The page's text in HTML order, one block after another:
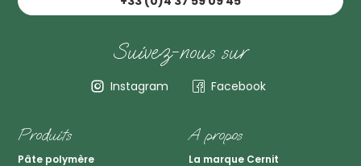
Suivez-nous sur
Instagram Facebook
Produits
Pâte polymère
A propos
La marque Cernit